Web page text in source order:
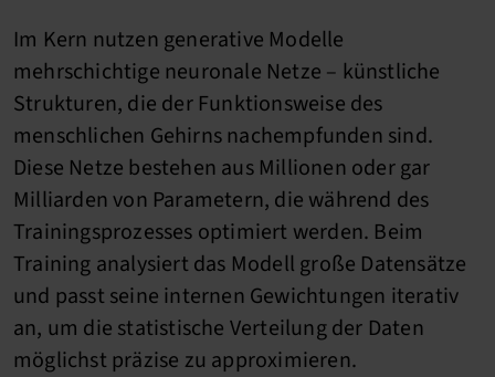
Im Kern nutzen generative Modelle
mehrschichtige neuronale Netze – künstliche
Strukturen, die der Funktionsweise des
menschlichen Gehirns nachempfunden sind.
Diese Netze bestehen aus Millionen oder gar
Milliarden von Parametern, die während des
Trainingsprozesses optimiert werden. Beim
Training analysiert das Modell große Datensätze
und passt seine internen Gewichtungen iterativ
an, um die statistische Verteilung der Daten
möglichst präzise zu approximieren.